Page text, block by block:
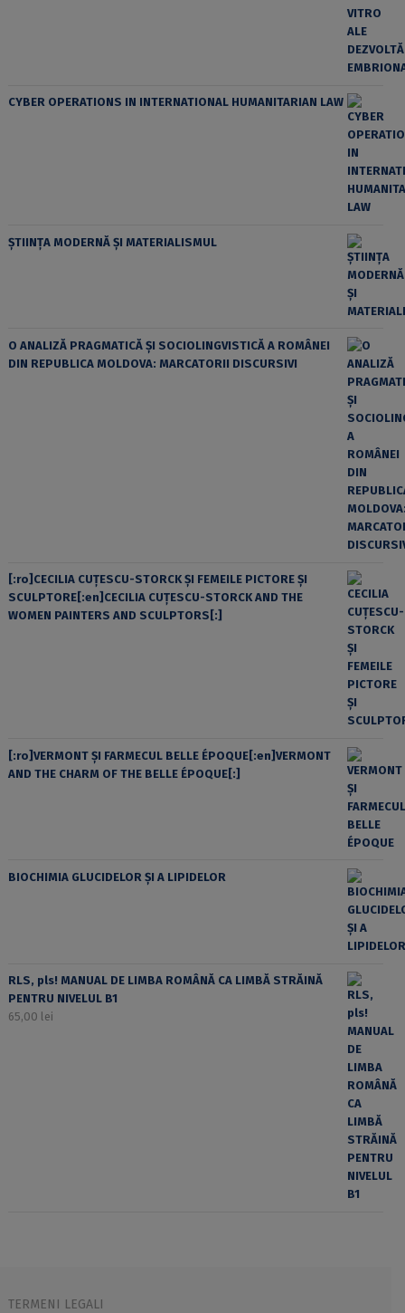
CYBER OPERATIONS IN INTERNATIONAL HUMANITARIAN LAW
ȘTIINȚA MODERNĂ ȘI MATERIALISMUL
O ANALIZĂ PRAGMATICĂ ȘI SOCIOLINGVISTICĂ A ROMÂNEI
DIN REPUBLICA MOLDOVA: MARCATORII DISCURSIVI
[:ro]CECILIA CUŢESCU-STORCK ŞI FEMEILE PICTORE ŞI
SCULPTORE[:en]CECILIA CUŢESCU-STORCK AND THE
WOMEN PAINTERS AND SCULPTORS[:]
[:ro]VERMONT ȘI FARMECUL BELLE ÉPOQUE[:en]VERMONT
AND THE CHARM OF THE BELLE ÉPOQUE[:]
BIOCHIMIA GLUCIDELOR ȘI A LIPIDELOR
RLS, pls! MANUAL DE LIMBA ROMÂNĂ CA LIMBĂ STRĂINĂ
PENTRU NIVELUL B1
65,00 lei
TERMENI LEGALI